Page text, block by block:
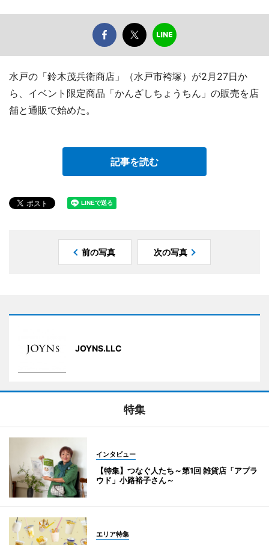
水戸の「鈴木茂兵衛商店」（水戸市袴塚）が2月27日か
ら、イベント限定商品「かんざしちょうちん」の販売を店
舗と通販で始めた。
記事を読む
前の写真 次の写真
JOYNS.LLC
特集
インタビュー
【特集】つなぐ人たち～第1回 雑貨店「アプラ
ウド」小路裕子さん～
エリア特集